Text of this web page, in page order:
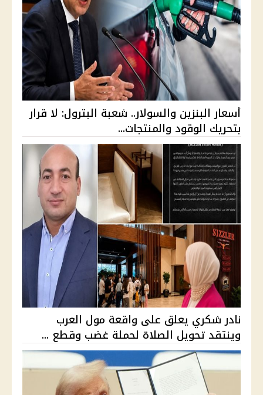
أسعار البنزين والسولار.. شعبة البترول: لا قرار
بتحريك الوقود والمنتجات...
نادر شكري يعلق على واقعة مول العرب
وينتقد تحويل الصلاة لحملة غضب وقطع ...